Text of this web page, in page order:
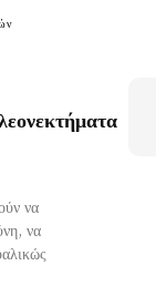
να
να